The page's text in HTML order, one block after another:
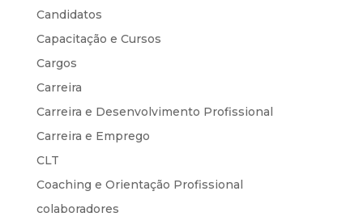
Candidatos
Capacitação e Cursos
Cargos
Carreira
Carreira e Desenvolvimento Profissional
Carreira e Emprego
CLT
Coaching e Orientação Profissional
colaboradores